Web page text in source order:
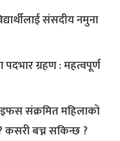
संसदीय नमुना
पदभार ग्रहण : महत्वपूर्ण
संक्रमित महिलाको
कसरी बच्न सकिन्छ ?